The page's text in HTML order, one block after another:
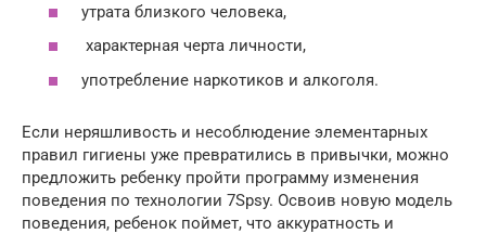
утрата близкого человека,
характерная черта личности,
употребление наркотиков и алкоголя.
Если неряшливость и несоблюдение элементарных
правил гигиены уже превратились в привычки, можно
предложить ребенку пройти программу изменения
поведения по технологии 7Spsy. Освоив новую модель
поведения, ребенок поймет, что аккуратность и